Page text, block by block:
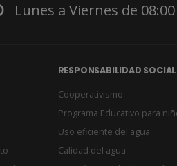
Lunes a Viernes de
RESPONSABILIDAD SOCIAL
Cooperativismo
Programa Educativo para
Uso eficiente del agua
Calidad del agua